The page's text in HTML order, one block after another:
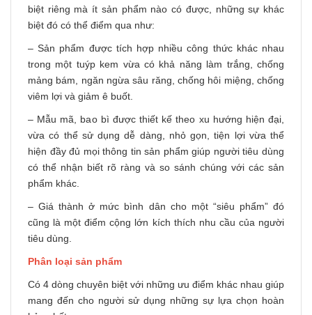
biệt riêng mà ít sản phẩm nào có được, những sự khác
biệt đó có thể điểm qua như:
– Sản phẩm được tích hợp nhiều công thức khác nhau
trong một tuýp kem vừa có khả năng làm trắng, chống
mảng bám, ngăn ngừa sâu răng, chống hôi miệng, chống
viêm lợi và giảm ê buốt.
– Mẫu mã, bao bì được thiết kế theo xu hướng hiện đại,
vừa có thể sử dụng dễ dàng, nhỏ gọn, tiện lợi vừa thể
hiện đầy đủ mọi thông tin sản phẩm giúp người tiêu dùng
có thể nhận biết rõ ràng và so sánh chúng với các sản
phẩm khác.
– Giá thành ở mức bình dân cho một “siêu phẩm” đó
cũng là một điểm cộng lớn kích thích nhu cầu của người
tiêu dùng.
Phân loại sản phẩm
Có 4 dòng chuyên biệt với những ưu điểm khác nhau giúp
mang đến cho người sử dụng những sự lựa chọn hoàn